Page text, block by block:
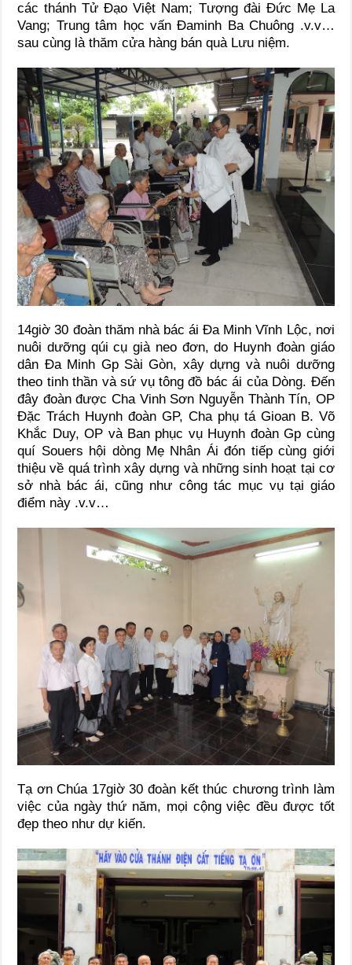
các thánh Tử Đạo Việt Nam; Tượng đài Đức Mẹ La
Vang; Trung tâm học vấn Đaminh Ba Chuông .v.v…
sau cùng là thăm cửa hàng bán quà Lưu niệm.
14giờ 30 đoàn thăm nhà bác ái Đa Minh Vĩnh Lộc, nơi
nuôi dưỡng qúi cụ già neo đơn, do Huynh đoàn giáo
dân Đa Minh Gp Sài Gòn, xây dựng và nuôi dưỡng
theo tinh thần và sứ vụ tông đồ bác ái của Dòng. Đến
đây đoàn được Cha Vinh Sơn Nguyễn Thành Tín, OP
Đặc Trách Huynh đoàn GP, Cha phụ tá Gioan B. Võ
Khắc Duy, OP và Ban phục vụ Huynh đoàn Gp cùng
quí Souers hội dòng Mẹ Nhân Ái đón tiếp cùng giới
thiệu về quá trình xây dựng và những sinh hoạt tại cơ
sở nhà bác ái, cũng như công tác mục vụ tại giáo
điểm này .v.v…
Tạ ơn Chúa 17giờ 30 đoàn kết thúc chương trình làm
việc của ngày thứ năm, mọi cộng việc đều được tốt
đẹp theo như dự kiến.